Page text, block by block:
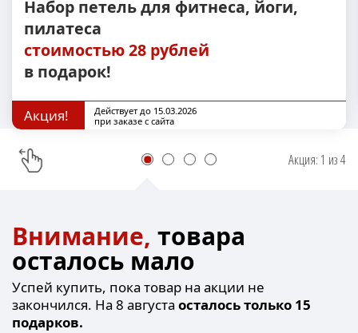
Набор петель для фитнеса, йоги,
пилатеса
стоимостью 28 рублей
в подарок!
Акция!
Действует до 15.03.2026
при заказе с сайта
Акция: 1 из4
Внимание, товара
осталось мало
Успей купить, пока товар на акции не
закончился. На 8 августаосталось только 15
подарков.